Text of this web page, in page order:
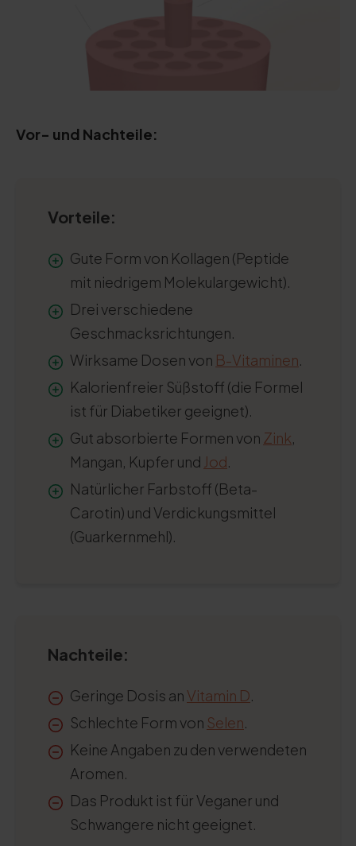
Vor- und Nachteile:
Vorteile:
Gute Form von Kollagen (Peptide
mit niedrigem Molekulargewicht).
Drei verschiedene
Geschmacksrichtungen.
Wirksame Dosen von B-Vitaminen.
Kalorienfreier Süßstoff (die Formel
ist für Diabetiker geeignet).
Gut absorbierte Formen von Zink,
Mangan, Kupfer und Jod.
Natürlicher Farbstoff (Beta-
Carotin) und Verdickungsmittel
(Guarkernmehl).
Nachteile:
Geringe Dosis an Vitamin D.
Schlechte Form von Selen.
Keine Angaben zu den verwendeten
Aromen.
Das Produkt ist für Veganer und
Schwangere nicht geeignet.